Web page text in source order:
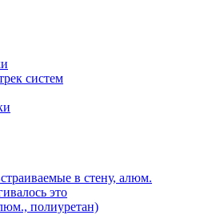
систем
в стену, алюм.
это
полиуретан)